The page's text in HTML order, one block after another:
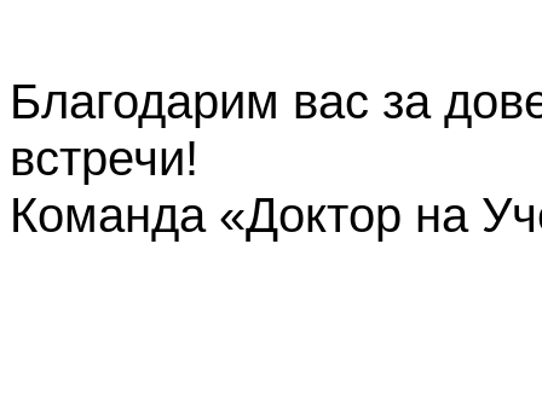
Благодарим вас за
встречи!
Команда «Доктор на